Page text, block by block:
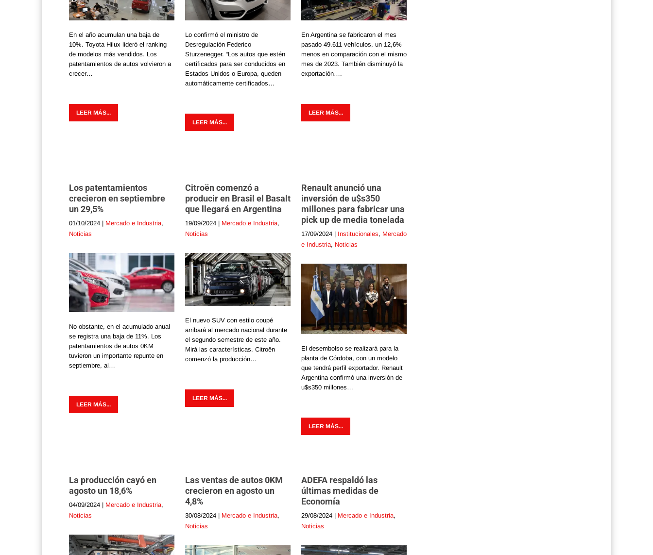
En el año acumulan una baja de
10%. Toyota Hilux lideró el ranking
de modelos más vendidos. Los
patentamientos de autos volvieron a
crecer…
LEER MÁS...
Lo confirmó el ministro de
Desregulación Federico
Sturzenegger. “Los autos que estén
certificados para ser conducidos en
Estados Unidos o Europa, queden
automáticamente certificados…
LEER MÁS...
En Argentina se fabricaron el mes
pasado 49.611 vehículos, un 12,6%
menos en comparación con el mismo
mes de 2023. También disminuyó la
exportación….
LEER MÁS...
Los patentamientos
crecieron en septiembre
un 29,5%
01/10/2024 | Mercado e Industria,
Noticias
No obstante, en el acumulado anual
se registra una baja de 11%. Los
patentamientos de autos 0KM
tuvieron un importante repunte en
septiembre, al…
LEER MÁS...
Citroën comenzó a
producir en Brasil el Basalt
que llegará en Argentina
19/09/2024 | Mercado e Industria,
Noticias
El nuevo SUV con estilo coupé
arribará al mercado nacional durante
el segundo semestre de este año.
Mirá las características. Citroën
comenzó la producción…
LEER MÁS...
Renault anunció una
inversión de u$s350
millones para fabricar una
pick up de media tonelada
17/09/2024 | Institucionales, Mercado
e Industria, Noticias
El desembolso se realizará para la
planta de Córdoba, con un modelo
que tendrá perfil exportador. Renault
Argentina confirmó una inversión de
u$s350 millones…
LEER MÁS...
La producción cayó en
agosto un 18,6%
04/09/2024 | Mercado e Industria,
Noticias
Las ventas de autos 0KM
crecieron en agosto un
4,8%
30/08/2024 | Mercado e Industria,
Noticias
ADEFA respaldó las
últimas medidas de
Economía
29/08/2024 | Mercado e Industria,
Noticias